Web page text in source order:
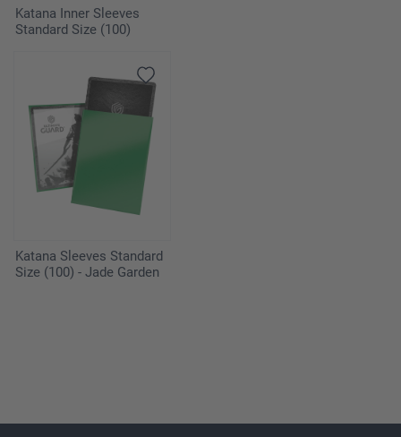
Katana Inner Sleeves
Standard Size (100)
Katana Sleeves Standard
Size (100) - Jade Garden